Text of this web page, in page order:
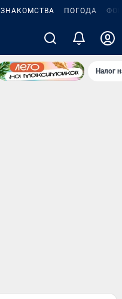
ЗНАКОМСТВА ПОГОДА
Налог